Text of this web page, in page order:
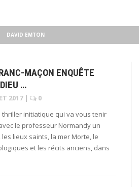
DAVID EMTON
MAÇON ENQUÊTE
…
2017 |
0
thriller initiatique qui va vous tenir
le professeur Normandy un
lieux saints, la mer Morte, le
et les récits anciens, dans